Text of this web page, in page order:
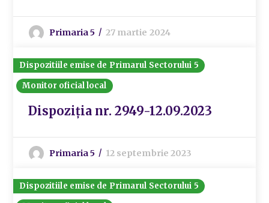
Primaria 5 27 martie 2024
Dispozitiile emise de Primarul Sectorului 5
Monitor oficial local
Dispoziția nr. 2949-12.09.2023
Primaria 5 12 septembrie 2023
Dispozitiile emise de Primarul Sectorului 5